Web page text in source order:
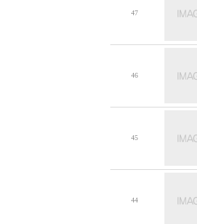
47
46
45
44